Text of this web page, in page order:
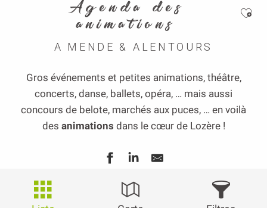
Agenda des
animations
A MENDE & ALENTOURS
Gros événements et petites animations, théâtre,
concerts, danse, ballets, opéra, … mais aussi
concours de belote, marchés aux puces, … en voilà
des animations dans le cœur de Lozère !